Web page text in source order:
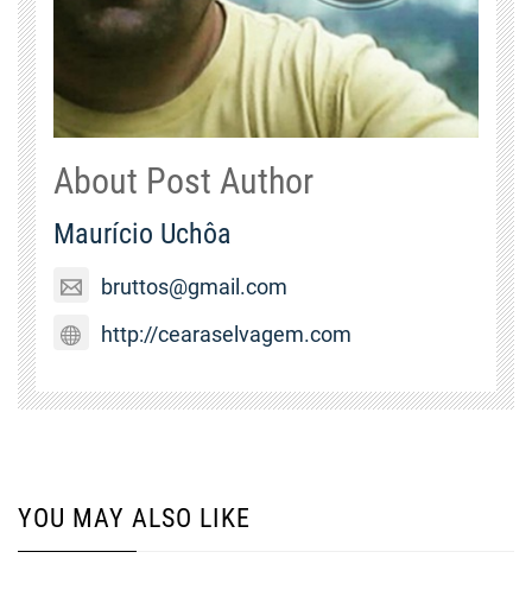
About Post Author
Maurício Uchôa
bruttos@gmail.com
http://cearaselvagem.com
YOU MAY ALSO LIKE